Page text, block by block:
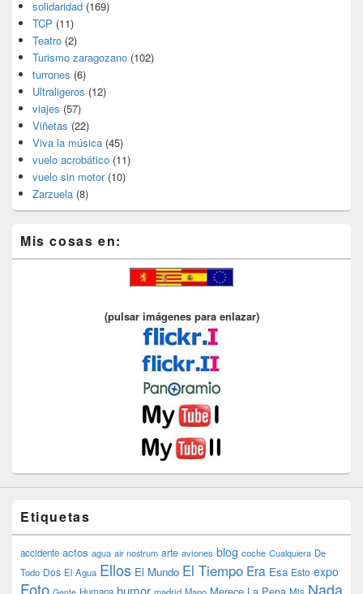
solidaridad (169)
TCP (11)
Teatro (2)
Turismo zaragozano (102)
turrones (6)
Ultraligeros (12)
viajes (57)
Viñetas (22)
Viva la música (45)
vuelo acrobático (11)
vuelo sin motor(10)
Zarzuela (8)
Mis cosas en:
(pulsar imágenes para enlazar)
Etiquetas
accidente actos agua air nostrum arte aviones blog coche Cualquiera De
Todo Dos El Agua Ellos El Mundo El Tiempo Era Esa Esto expo
Foto humor Nada